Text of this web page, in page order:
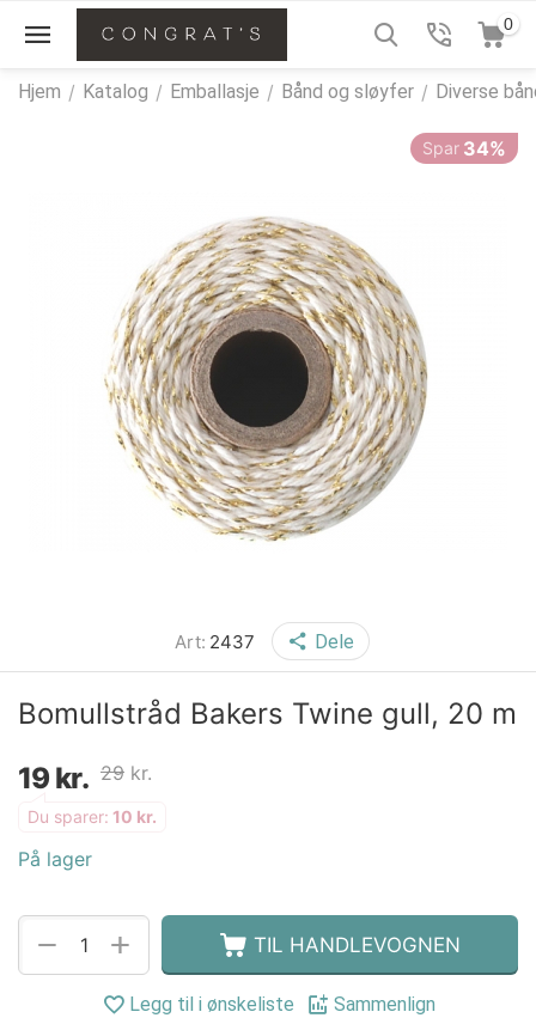
0
Hjem / Katalog / Emballasje / Bånd og sløyfer / Diverse
Spar 34%
Art: 2437 Dele
Bomullstråd Bakers Twine gull, 20 m
19 kr. 29 kr.
Du sparer: 10 kr.
På lager
+
− TIL HANDLEVOGNEN
Legg til i ønskeliste
Sammenlign